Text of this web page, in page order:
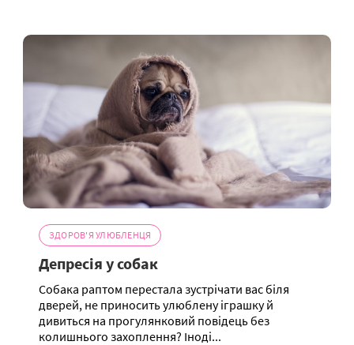
ЗДОРОВ'Я УЛЮБЛЕНЦЯ
Депресія у собак
Собака раптом перестала зустрічати вас біля
дверей, не приносить улюблену іграшку й
дивиться на прогулянковий повідець без
колишнього захоплення? Іноді...